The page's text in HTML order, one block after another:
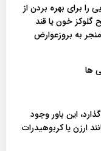
را برای بهره بردن از
گلوکز خون یا قند
به بروزعوارض
این باور وجود
ارزن یا کربوهیدرات